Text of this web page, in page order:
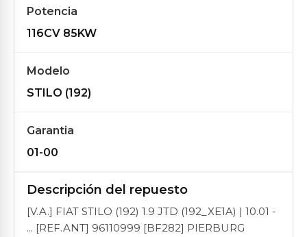
Potencia
116CV 85KW
Modelo
STILO (192)
Garantia
01-00
Descripción del repuesto
[V.A.] FIAT STILO (192) 1.9 JTD (192_XE1A) | 10.01 -
... [REF.ANT] 96110999 [BF282] PIERBURG